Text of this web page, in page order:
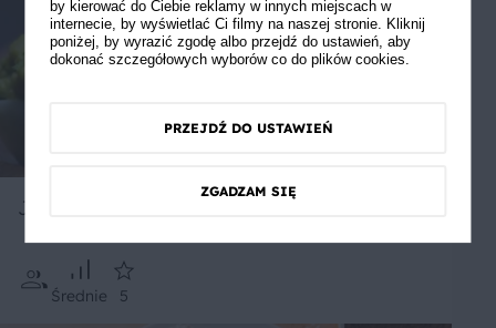
Jajka faszerowane awokado
Średnie 5
by kierować do Ciebie reklamy w innych miejscach w
internecie, by wyświetlać Ci filmy na naszej stronie. Kliknij
poniżej, by wyrazić zgodę albo przejdź do ustawień, aby
dokonać szczegółowych wyborów co do plików cookies.
PRZEJDŹ DO USTAWIEŃ
ZGADZAM SIĘ